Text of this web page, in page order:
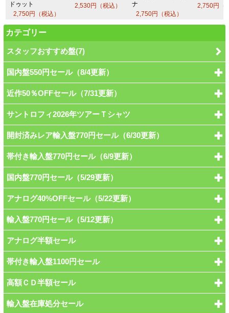
ド ゥット
2,750円（税込）
2,530円（税込）
ナ
2,750円（税込）
2,750円（
カテゴリー
スタッフおすすめ盤(7)
国内盤550円セール（8/4更新）
近作50％OFFセール（7/31更新）
サントロフィ2026年ツアーＴシャツ
開封済みレア輸入盤770円セール（6/30更新）
帯付き輸入盤770円セール（6/9更新）
国内盤770円セール（5/29更新）
アナログ40%OFFセール（5/22更新）
輸入盤770円セール（5/12更新）
アナログ半額セール
帯付き輸入盤1100円セール
高額ＣＤ半額セール
輸入盤在庫処分セール